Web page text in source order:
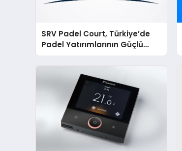
SRV Padel Court, Türkiye’de
Padel Yatırımlarının Güçlü
Markası Olmayı Sürdürüyor